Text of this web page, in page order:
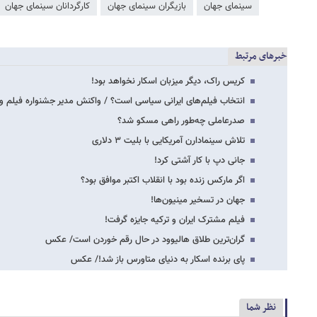
سینمای جهان بازیگران سینمای جهان کارگردانان سینمای جهان
خبرهای مرتبط
کریس راک، دیگر میزبان اسکار نخواهد بود!
انتخاب فیلم‌های ایرانی سیاسی است؟ / واکنش مدیر جشنواره فیلم
صدرعاملی چه‌طور راهی مسکو شد؟
تلاش سینمادارن آمریکایی با بلیت ۳ دلاری
جانی دپ با کار آشتی کرد!
اگر مارکس زنده بود با انقلاب اکتبر موافق بود؟
جهان در تسخیر مینیون‌ها!
فیلم مشترک ایران و ترکیه جایزه گرفت!
گران‌ترین طلاق هالیوود در حال رقم خوردن است/ عکس
پای برنده اسکار به دنیای متاورس باز شد!/ عکس
نظر شما